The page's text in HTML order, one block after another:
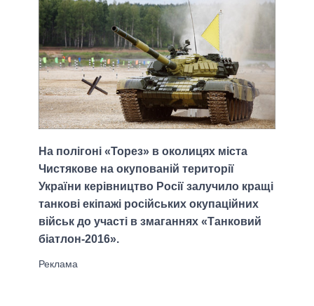
На полігоні «Торез» в околицях міста
Чистякове на окупованій території
України керівництво Росії залучило кращі
танкові екіпажі російських окупаційних
військ до участі в змаганнях «Танковий
біатлон-2016».